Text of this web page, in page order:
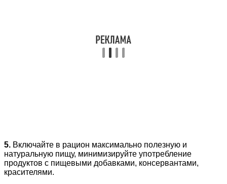
5. Включайте в рацион максимально полезную и
натуральную пищу, минимизируйте употребление
продуктов с пищевыми добавками, консервантами,
красителями.